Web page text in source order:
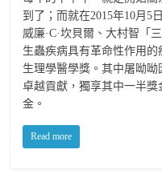
到了；而就在2015年10月5
威廉·C·坎貝爾、大村智「
生蟲疾病具有革命性作用
生理學醫學獎。其中屠呦
卓越貢獻，獨享其中一半
金。
Read more